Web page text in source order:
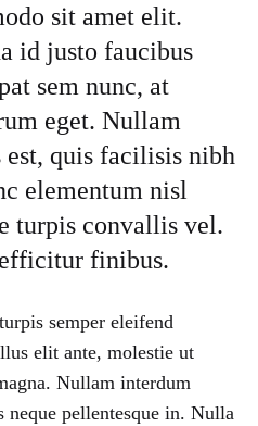
sit amet elit.
id justo faucibus
sem nunc, at
eget. Nullam
quis facilisis nibh
elementum nisl
turpis convallis vel.
finibus.
semper eleifend
elit ante, molestie ut
Nullam interdum
pellentesque in. Nulla